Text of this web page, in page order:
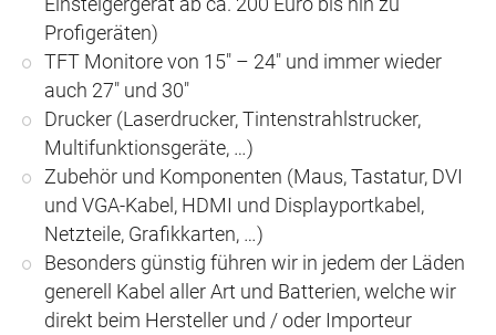
Einsteigergerät ab ca. 200 Euro bis hin zu
Profigeräten)
TFT Monitore von 15″ – 24″ und immer wieder
auch 27″ und 30″
Drucker (Laserdrucker, Tintenstrahlstrucker,
Multifunktionsgeräte, …)
Zubehör und Komponenten (Maus, Tastatur, DVI
und VGA-Kabel, HDMI und Displayportkabel,
Netzteile, Grafikkarten, …)
Besonders günstig führen wir in jedem der Läden
generell Kabel aller Art und Batterien, welche wir
direkt beim Hersteller und / oder Importeur